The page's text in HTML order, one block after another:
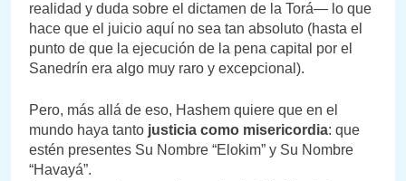
realidad y duda sobre el dictamen de la Torá— lo que
hace que el juicio aquí no sea tan absoluto (hasta el
punto de que la ejecución de la pena capital por el
Sanedrín era algo muy raro y excepcional).
Pero, más allá de eso, Hashem quiere que en el
mundo haya tanto justicia como misericordia: que
estén presentes Su Nombre “Elokim” y Su Nombre
“Havayá”.